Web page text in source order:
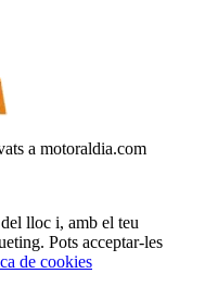
a motoraldia.com
lloc i, amb el teu
Pots acceptar-les
de cookies